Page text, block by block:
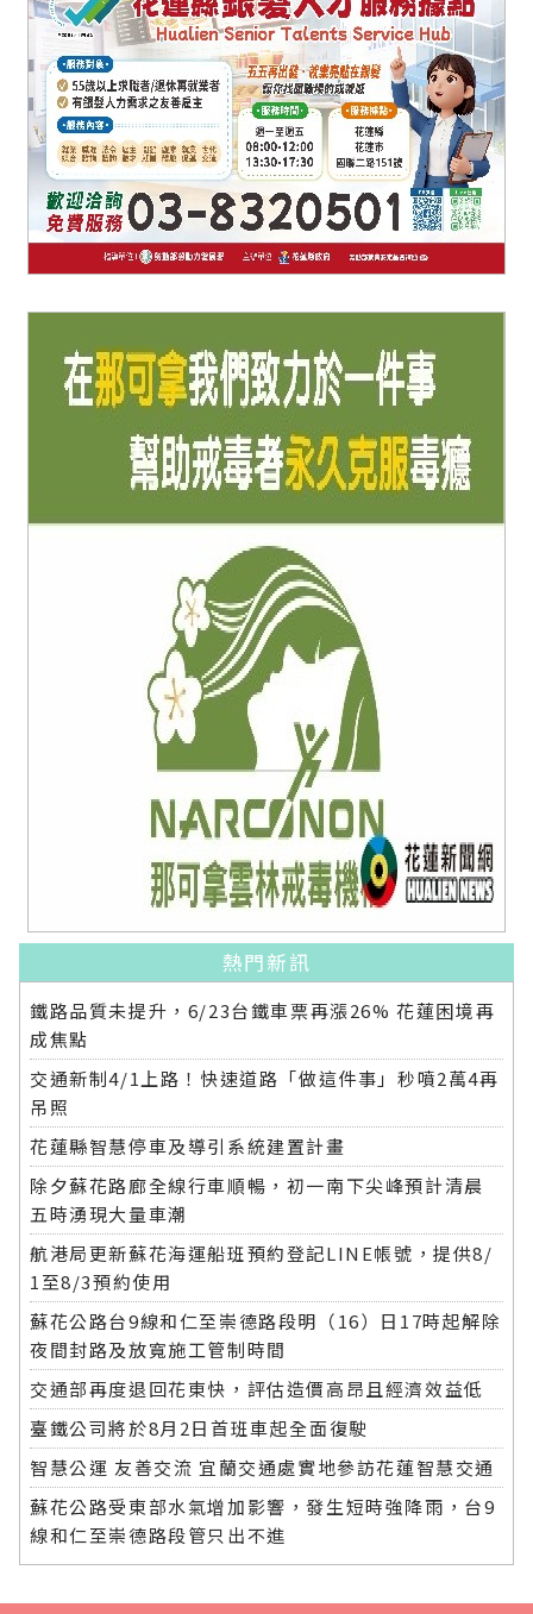
熱門新訊
鐵路品質未提升，6/23台鐵車票再漲26% 花蓮困境再
成焦點
交通新制4/1上路！快速道路「做這件事」秒噴2萬4再
吊照
花蓮縣智慧停車及導引系統建置計畫
除夕蘇花路廊全線行車順暢，初一南下尖峰預計清晨
五時湧現大量車潮
航港局更新蘇花海運船班預約登記LINE帳號，提供8/
1至8/3預約使用
蘇花公路台9線和仁至崇德路段明（16）日17時起解除
夜間封路及放寬施工管制時間
交通部再度退回花東快，評估造價高昂且經濟效益低
臺鐵公司將於8月2日首班車起全面復駛
智慧公運 友善交流 宜蘭交通處實地參訪花蓮智慧交通
蘇花公路受東部水氣增加影響，發生短時強降雨，台9
線和仁至崇德路段管只出不進